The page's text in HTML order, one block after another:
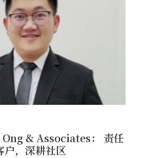
& Associates： 责任
户，深耕社区